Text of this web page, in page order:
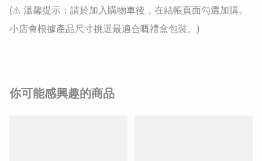
(⚠️ 溫馨提示：請於加入購物車後，在結帳頁面勾選加購。
小店會根據產品尺寸挑選最適合嘅禮盒包裝。)
你可能感興趣的商品